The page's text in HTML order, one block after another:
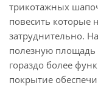
трикотажных
повесить которые
затруднительно.
полезную площадь
гораздо более
покрытие